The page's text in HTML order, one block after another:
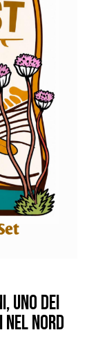
uno dei
nel nord